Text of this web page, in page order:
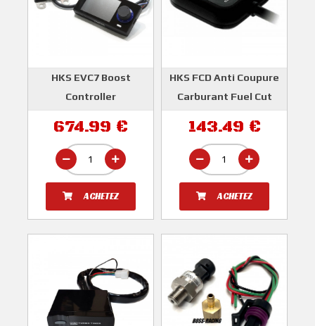
HKS EVC7 Boost
Controller
674.99 €
ACHETEZ
HKS FCD Anti Coupure
Carburant Fuel Cut
HKS
143.49 €
ACHETEZ